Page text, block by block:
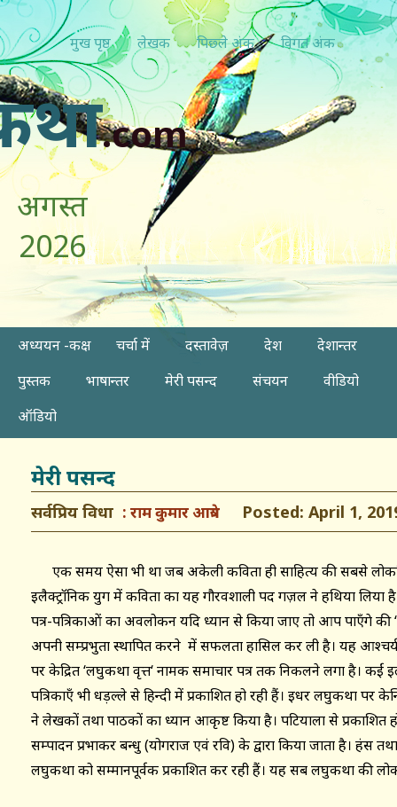
मुख पृष्ठ लेखक पिछ्ले अंक विगत अंक
.com
अगस्त
2026
अध्ययन -कक्ष चर्चा में दस्तावेज़ देश
देशान्तर
पुस्तक
भाषान्तर मेरी पसन्द संचयन
वीडियो
ऑडियो
मेरी पसन्द
सर्वप्रिय विधा राम कुमार आत्रेय Posted: April 1,
एक समय ऐसा भी था जब अकेली कविता ही साहित्य की सबसे
इलैक्ट्रॉनिक युग में कविता का यह गौरवशाली पद गज़ल ने हथिया
पत्र-पत्रिकाओं का अवलोकन यदि ध्यान से किया जाए तो आप पाएँगे
अपनी सम्प्रभुता स्थापित करने में सफलता हासिल कर ली है। यह
पर केद्रित ‘लघुकथा वृत्त‘ नामक समाचार पत्र तक निकलने लगा है। कईं
पत्रिकाएँ भी धड़ल्ले से हिन्दी में प्रकाशित हो रही हैं। इधर लघुकथा पर
ने लेखकों तथा पाठकों का ध्यान आकृष्ट किया है। पटियाला से प्रकाशित
सम्पादन प्रभाकर बन्धु (योगराज एवं रवि) के द्वारा किया जाता है। हंस
लघुकथा को सम्मानपूर्वक प्रकाशित कर रही हैं। यह सब लघुकथा की